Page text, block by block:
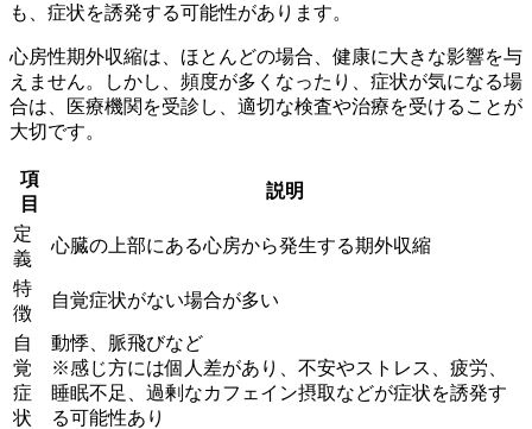
も、症状を誘発する可能性があります。
心房性期外収縮は、 ほとんどの場合、健康に大きな影響を与
えません。しかし、頻度が多くなったり、症状が気になる場
合は、医療機関を受診し、適切な検査や治療を受けることが
大切です。
項
目
説明
定
義
心臓の上部にある心房から発生する期外収縮
特
徴
自覚症状がない場合が多い
自
覚
症
状
動悸、脈飛びなど
※感じ方には個人差があり、不安やストレス、疲労、
睡眠不足、過剰なカフェイン摂取などが症状を誘発す
る可能性あり